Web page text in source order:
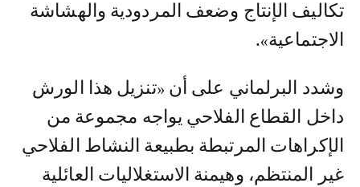
تكاليف الإنتاج وضعف المردودية والهشاشة
الاجتماعية».
وشدد البرلماني على أن «تنزيل هذا الورش
داخل القطاع الفلاحي يواجه مجموعة من
الإكراهات المرتبطة بطبيعة النشاط الفلاحي
غير المنتظم، وهيمنة الاستغلاليات العائلية